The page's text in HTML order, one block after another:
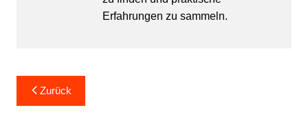
Erfahrungen zu sammeln.
Beitragsnavigation
Zurück